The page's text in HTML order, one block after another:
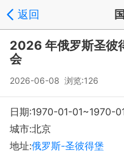
返回
2026 年俄罗斯圣彼
会
2026-06-08 浏览:126
日期:1970-01-01~1970-
城市:北京
地址:俄罗斯-圣彼得堡